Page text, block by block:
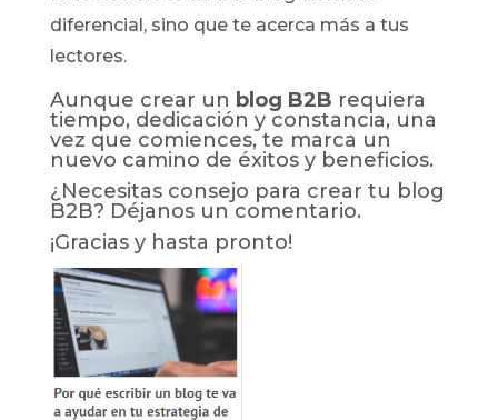
diferencial, sino que te acerca más a tus
lectores.
Aunque crear un blog B2B requiera
tiempo, dedicación y constancia, una
vez que comiences, te marca un
nuevo camino de éxitos y beneficios.
¿Necesitas consejo para crear tu blog
B2B? Déjanos un comentario.
¡Gracias y hasta pronto!